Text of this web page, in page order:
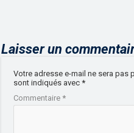
Laisser un
Votre adresse e-mail ne sera pas
sont indiqués avec*
Commentaire*